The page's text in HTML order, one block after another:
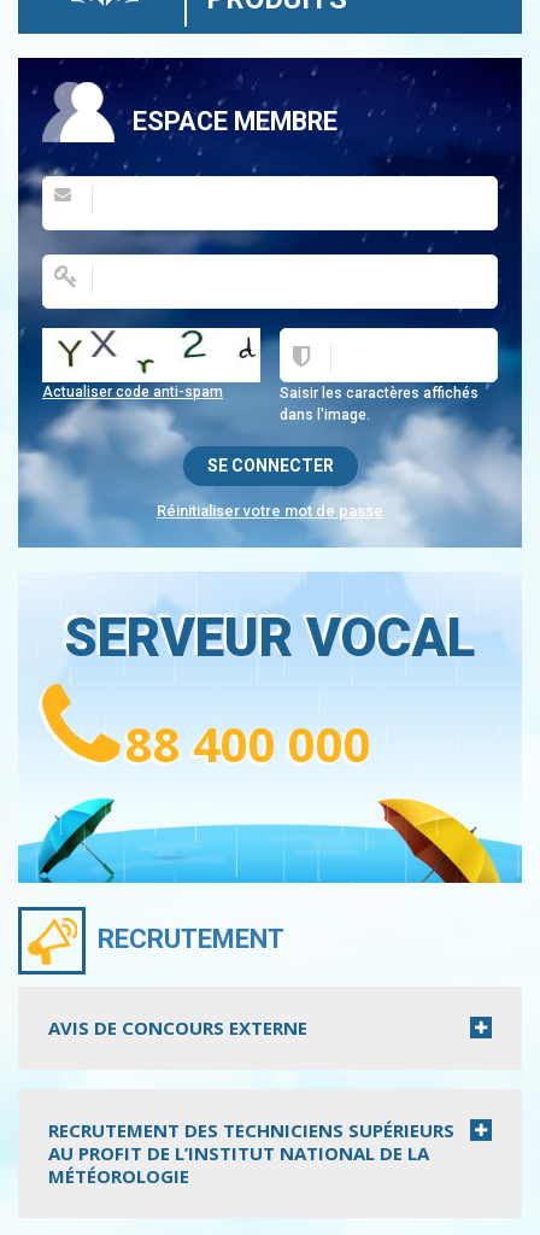
ESPACE MEMBRE
Saisir les caractères affichés
dans l'image.
Actualiser code anti-spam
Réinitialiser votre mot de passe
SERVEUR VOCAL
88 400 000
RECRUTEMENT
AVIS DE CONCOURS EXTERNE
RECRUTEMENT DES TECHNICIENS SUPÉRIEURS
AU PROFIT DE L’INSTITUT NATIONAL DE LA
MÉTÉOROLOGIE